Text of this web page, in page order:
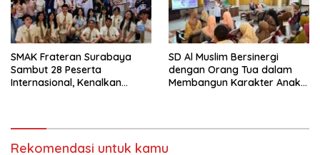
SMAK Frateran Surabaya
Sambut 28 Peserta
Internasional, Kenalkan
SD Al Muslim Bersinergi
dengan Orang Tua dalam
Membangun Karakter Anak
Rekomendasi untuk kamu